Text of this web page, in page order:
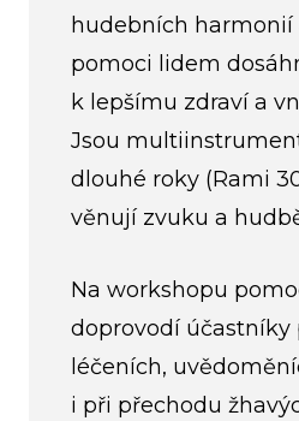
hudebních harmonií
pomoci lidem
k lepšímu zdraví a
Jsou
dlouhé roky (Rami
věnují zvuku a
Na workshopu
doprovodí účastníky
léčeních,
i při přechodu